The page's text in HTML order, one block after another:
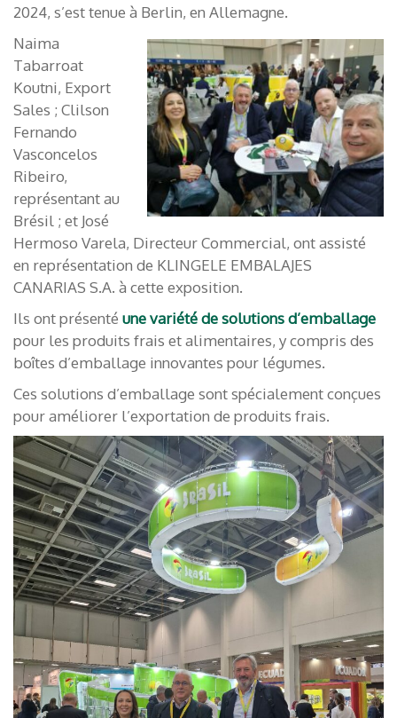
2024, s’est tenue à Berlin, en Allemagne.
Naima
Tabarroat
Koutni, Export
Sales ; Clilson
Fernando
Vasconcelos
Ribeiro,
représentant au
Brésil ; et José
Hermoso Varela, Directeur Commercial, ont assisté
en représentation de KLINGELE EMBALAJES
CANARIAS S.A. à cette exposition.
Ils ont présenté une variété de solutions d’emballage
pour les produits frais et alimentaires, y compris des
boîtes d’emballage innovantes pour légumes.
Ces solutions d’emballage sont spécialement conçues
pour améliorer l’exportation de produits frais.